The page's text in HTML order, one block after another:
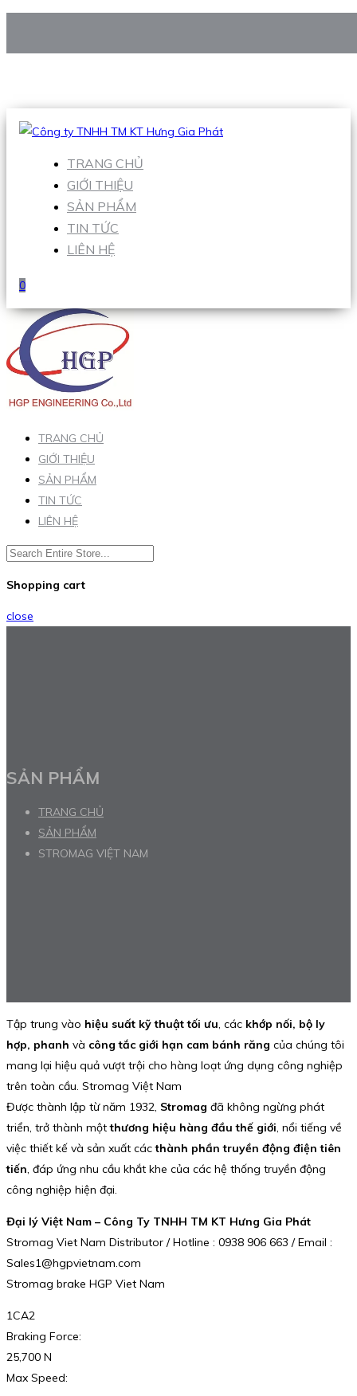
Hotline:0938 906 663
TRANG CHỦ
GIỚI THIỆU
SẢN PHẨM
TIN TỨC
LIÊN HỆ
0
TRANG CHỦ
GIỚI THIỆU
SẢN PHẨM
TIN TỨC
LIÊN HỆ
Shopping cart
close
SẢN PHẨM
TRANG CHỦ
SẢN PHẨM
STROMAG VIỆT NAM
Tập trung vào hiệu suất kỹ thuật tối ưu, các khớp nối, bộ ly
hợp, phanh và công tắc giới hạn cam bánh răng của chúng tôi
mang lại hiệu quả vượt trội cho hàng loạt ứng dụng công nghiệp
trên toàn cầu. Stromag Việt Nam
Được thành lập từ năm 1932, Stromag đã không ngừng phát
triển, trở thành mộtthương hiệu hàng đầu thế giới, nổi tiếng về
việc thiết kế và sản xuất cácthành phần truyền động điện tiên
tiến, đáp ứng nhu cầu khắt khe của các hệ thống truyền động
công nghiệp hiện đại.
Đại lý Việt Nam – Công Ty TNHH TM KT Hưng Gia Phát
Stromag Viet Nam Distributor / Hotline : 0938 906 663 / Email :
Sales1@hgpvietnam.com
Stromag brake HGP Viet Nam
1CA2
Braking Force:
25,700 N
Max Speed: